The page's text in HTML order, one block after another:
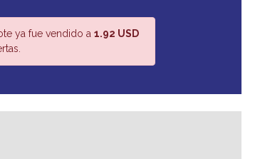
ya fue vendido a 1.92 USD